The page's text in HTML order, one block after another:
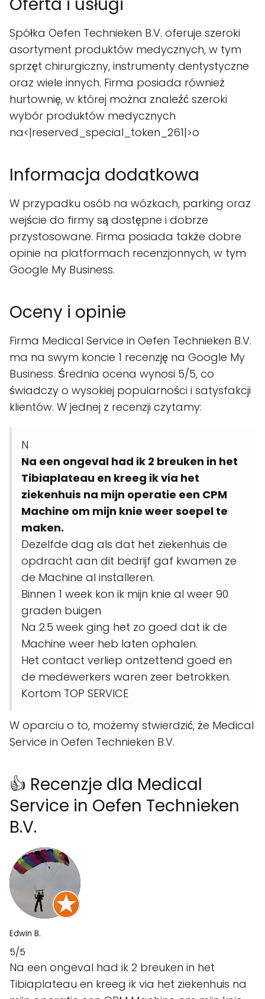
Spółka Oefen Technieken B.V. oferuje szeroki
asortyment produktów medycznych, w tym
sprzęt chirurgiczny, instrumenty dentystyczne
oraz wiele innych. Firma posiada również
hurtownię, w której można znaleźć szeroki
wybór produktów medycznych
na<|reserved_special_token_261|>o
Informacja dodatkowa
W przypadku osób na wózkach, parking oraz
wejście do firmy są dostępne i dobrze
przystosowane. Firma posiada także dobre
opinie na platformach recenzjonnych, w tym
Google My Business.
Oceny i opinie
Firma Medical Service in Oefen Technieken B.V.
ma na swym koncie 1 recenzję na Google My
Business. Średnia ocena wynosi 5/5, co
świadczy o wysokiej popularności i satysfakcji
klientów. W jednej z recenzji czytamy:
N
Na een ongeval had ik 2 breuken in het
Tibiaplateau en kreeg ik via het
ziekenhuis na mijn operatie een CPM
Machine om mijn knie weer soepel te
maken.
Dezelfde dag als dat het ziekenhuis de
opdracht aan dit bedrijf gaf kwamen ze
de Machine al installeren.
Binnen 1 week kon ik mijn knie al weer 90
graden buigen
Na 2.5 week ging het zo goed dat ik de
Machine weer heb laten ophalen.
Het contact verliep ontzettend goed en
de medewerkers waren zeer betrokken.
Kortom TOP SERVICE
W oparciu o to, możemy stwierdzić, że Medical
Service in Oefen Technieken B.V.
👍 Recenzje dla Medical
Service in Oefen Technieken
B.V.
Edwin B.
5/5
Na een ongeval had ik 2 breuken in het
Tibiaplateau en kreeg ik via het ziekenhuis na